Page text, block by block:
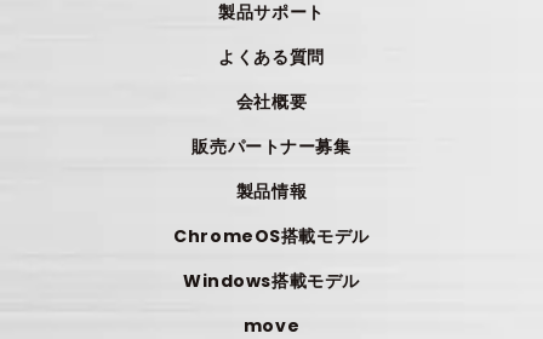
製品サポート
よくある質問
会社概要
販売パートナー募集
製品情報
ChromeOS搭載モデル
Windows搭載モデル
move